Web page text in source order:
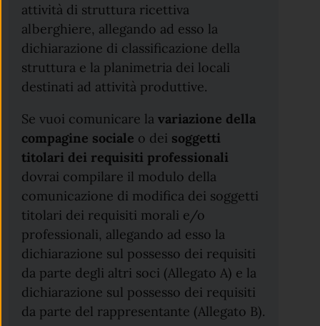
attività di struttura ricettiva
alberghiere, allegando ad esso la
dichiarazione di classificazione della
struttura e la planimetria dei locali
destinati ad attività produttive.
Se vuoi comunicare lavariazione della
compagine sociale o dei soggetti
titolari dei requisiti professionali
dovrai compilare il modulo della
comunicazione di modifica dei soggetti
titolari dei requisiti morali e/o
professionali, allegando ad esso la
dichiarazione sul possesso dei requisiti
da parte degli altri soci (Allegato A) e la
dichiarazione sul possesso dei requisiti
da parte del rappresentante (Allegato B).